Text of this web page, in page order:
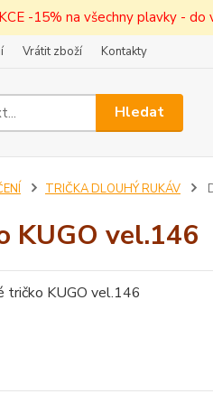
-15% na všechny plavky - do
Vrátit zboží Kontakty
Hledat
TRIČKA DLOUHÝ RUKÁV
KUGO vel.146